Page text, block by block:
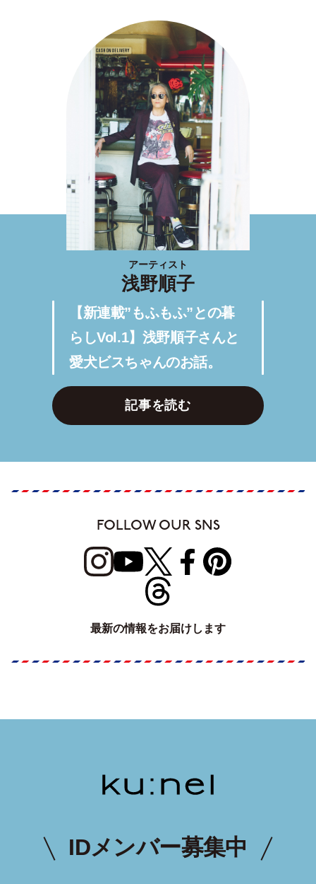
アーティスト
浅野順子
【新連載”もふもふ”との暮
らしVol.1】浅野順子さんと
愛犬ビスちゃんのお話。
記事を読む
FOLLOW OUR SNS
最新の情報をお届けします
IDメンバー募集中